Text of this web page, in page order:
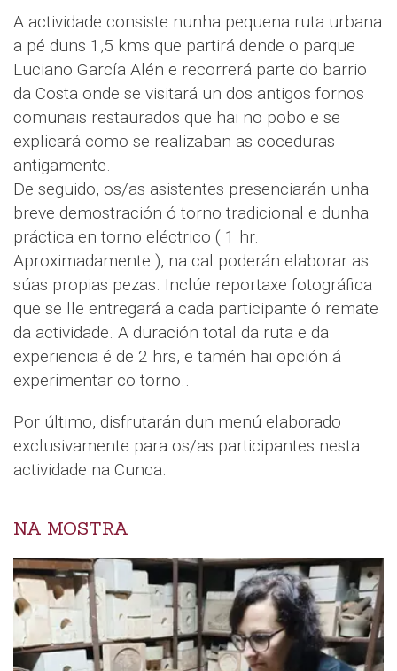
A actividade consiste nunha pequena ruta urbana
a pé duns 1,5 kms que partirá dende o parque
Luciano García Alén e recorrerá parte do barrio
da Costa onde se visitará un dos antigos fornos
comunais restaurados que hai no pobo e se
explicará como se realizaban as coceduras
antigamente.
De seguido, os/as asistentes presenciarán unha
breve demostración ó torno tradicional e dunha
práctica en torno eléctrico ( 1 hr.
Aproximadamente ), na cal poderán elaborar as
súas propias pezas. Inclúe reportaxe fotográfica
que se lle entregará a cada participante ó remate
da actividade. A duración total da ruta e da
experiencia é de 2 hrs, e tamén hai opción á
experimentar co torno..
Por último, disfrutarán dun menú elaborado
exclusivamente para os/as participantes nesta
actividade na Cunca.
NA MOSTRA